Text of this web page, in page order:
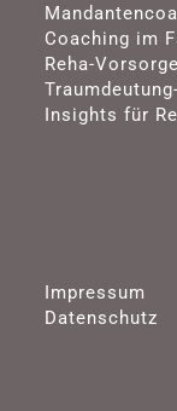
Coaching im
Reha-
Insights für
Impressum
Datenschutz